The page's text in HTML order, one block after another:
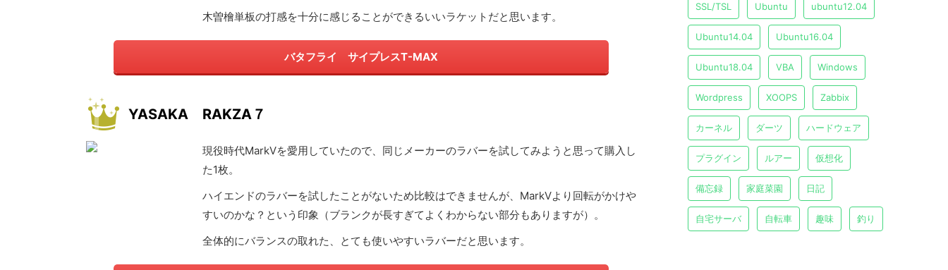
木曽檜単板の打感を十分に感じることができるいいラケットだと思います。
バタフライ サイプレスT-MAX
YASAKA RAKZA７
現役時代MarkⅤを愛用していたので、同じメーカーのラバーを試してみようと思って購入し
た1枚。
ハイエンドのラバーを試したことがないため比較はできませんが、MarkⅤより回転がかけや
すいのかな？という印象（ブランクが長すぎてよくわからない部分もありますが）。
全体的にバランスの取れた、とても使いやすいラバーだと思います。
SSL/TSL Ubuntu ubuntu12.04
Ubuntu14.04 Ubuntu16.04
Ubuntu18.04 VBA Windows
Wordpress XOOPS Zabbix
カーネル ダーツ ハードウェア
プラグイン ルアー 仮想化
備忘録 家庭菜園 日記
自宅サーバ 自転車 趣味 釣り